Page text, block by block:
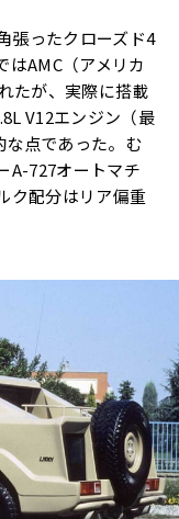
張ったクローズド4
はAMC（アメリカ
たが、実際に搭載
V12エンジン（最
な点であった。む
A-727オートマチ
ク配分はリア偏重